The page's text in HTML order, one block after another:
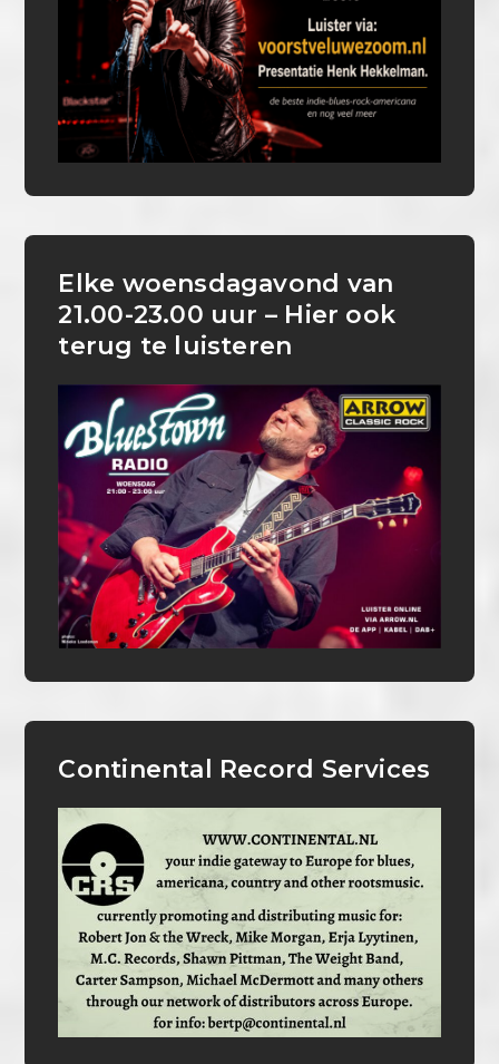
Elke woensdagavond van
21.00-23.00 uur – Hier ook
terug te luisteren
Continental Record Services